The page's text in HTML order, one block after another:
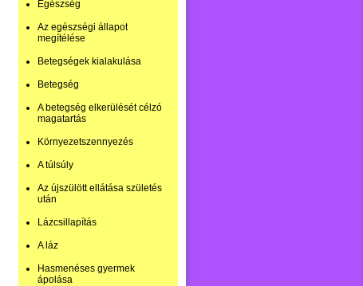
Egészség
Az egészségi állapot
megítélése
Betegségek kialakulása
Betegség
A betegség elkerülését célzó
magatartás
Környezetszennyezés
A túlsúly
Az újszülött ellátása születés
után
Lázcsillapítás
A láz
Hasmenéses gyermek
ápolása